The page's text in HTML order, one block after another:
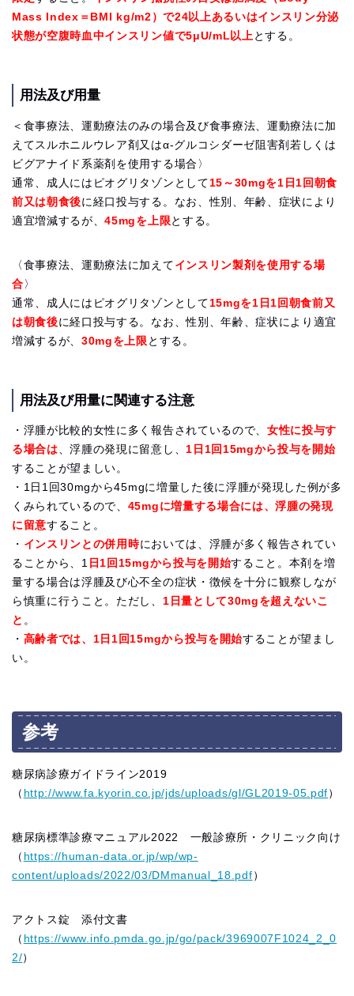
Mass Index＝BMI kg/m2）で24以上あるいはインスリン分泌
状態が空腹時血中インスリン値で5μU/mL以上 とする。
用法及び用量
＜食事療法、運動療法のみの場合及び食事療法、運動療法に加
えてスルホニルウレア剤又はα-グルコシダーゼ阻害剤若しくは
ビグアナイド系薬剤を使用する場合〉
通常、成人にはピオグリタゾンとして 15～30mgを1日1回朝食
前又は朝食後に経口投与する。なお、性別、年齢、症状により
適宜増減するが、45mgを上限 とする。
〈食事療法、運動療法に加えて インスリン製剤を使用する場
合 〉
通常、成人にはピオグリタゾンとして 15mgを1日1回朝食前又
は朝食後に経口投与する。なお、性別、年齢、症状により適宜
増減するが、30mgを上限 とする。
用法及び用量に関連する注意
・浮腫が比較的女性に多く報告されているので、 女性に投与す
る場合は、浮腫の発現に留意し、1日1回15mgから投与を開始
することが望ましい。
・1日1回30mgから45mgに増量した後に浮腫が発現した例が多
くみられているので、 45mgに増量する場合には、浮腫の発現
に留意すること。
・ インスリンとの併用時においては、浮腫が多く報告されてい
ることから、1 日1回15mgから投与を開始すること。本剤を増
量する場合は浮腫及び心不全の症状・徴候を十分に観察しなが
ら慎重に行うこと。ただし、 1日量として30mgを超えないこ
と 。
・ 高齢者では、1日1回15mgから投与を開始することが望まし
い。
参考
糖尿病診療ガイドライン2019
（ http://www.fa.kyorin.co.jp/jds/uploads/gl/GL2019-05.pdf ）
糖尿病標準診療マニュアル2022 一般診療所・クリニック向け
（ https://human-data.or.jp/wp/wp-
content/uploads/2022/03/DMmanual_18.pdf ）
アクトス錠 添付文書
（ https://www.info.pmda.go.jp/go/pack/3969007F1024_2_0
2/）